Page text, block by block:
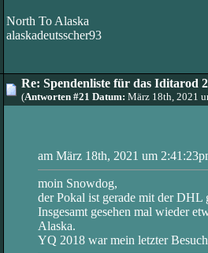
North To Alaska
alaskadeutsscher93
Re: Spendenliste für das Iditarod
(Antworten #21 Datum: März 18th, 2021
am März 18th, 2021 um
moin Snowdog,
der Pokal ist gerade mit der DHL
Insgesamt gesehen mal wieder
Alaska.
YQ 2018 war mein letzter